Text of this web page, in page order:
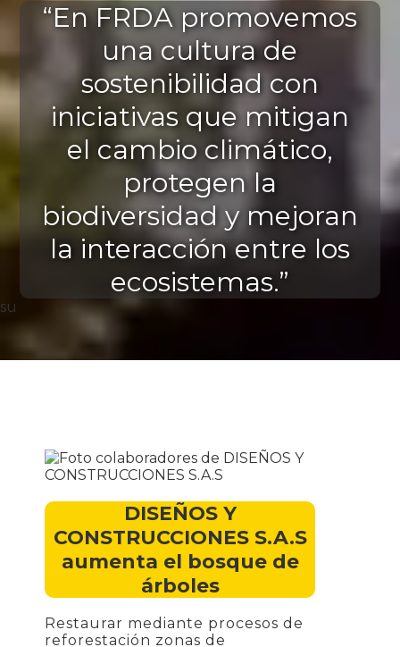
“En FRDA promovemos
una cultura de
sostenibilidad con
iniciativas que mitigan
el cambio climático,
protegen la
biodiversidad y mejoran
la interacción entre los
ecosistemas.”
su
DISEÑOS Y
CONSTRUCCIONES S.A.S
aumenta el bosque de
árboles
Restaurar mediante procesos de
reforestación zonas de